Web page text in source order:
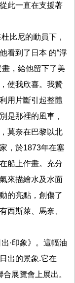
此一直在支援著
比尼的動員下，
看到了日本 的“浮
，給他留下了美
使我欣喜。我贊
用片斷引起整體
是那裡的風車，
莫奈在巴黎以北
，於1873年在塞
船上作畫。充分
來描繪水及水面
的亮點，創傷了
西斯萊、馬奈、
·印象》。這幅油
出的景象.它在
展覽會上展出。